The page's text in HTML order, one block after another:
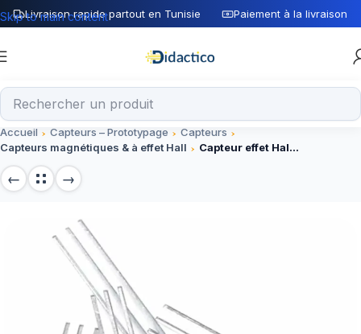
Livraison rapide partout en Tunisie Paiement à la livraison
Skip to main content
Accueil Capteurs – Prototypage
Capteurs
Capteurs magnétiques & à effet Hall
Capteur effet Hall 49E OH49E SS49E